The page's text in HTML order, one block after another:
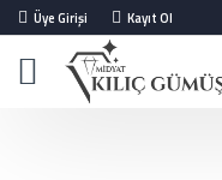
Üye Girişi Kayıt Ol